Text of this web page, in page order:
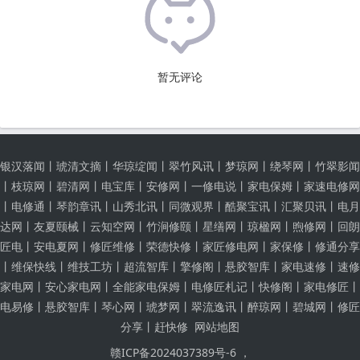
暂无评论
银汉落闻 丨 琥清文摘 丨 华琼绽闻 丨 翠竹风讯 丨 梦琼网 丨 绕琴网 丨 竹翠影闻
丨 枝琼网 丨 碧清网 丨 电宝库 丨 安修网 丨 一修电说 丨 家电保姆 丨 家速电修网
丨 电修通 丨 琴韵章讯 丨 山秀北讯 丨 同微观界 丨 酷聚宝讯 丨 汇聚贝讯 丨 电月
达网 丨 友夏颐械 丨 云知空网 丨 竹涧修颐 丨 星缮网 丨 琼楹网 丨 煦修网 丨 回朗
匠电 丨 安电夏网 丨 修匠维修 丨 荣德快修 丨 家匠修电网 丨 家保修 丨 修通分享
丨 维保快线 丨 维技工坊 丨 超流智库 丨 擎修阁 丨 悬胶智库 丨 家电速修 丨 速修
家电网 丨 安心家电网 丨 全能家电保姆 丨 电修匠札记 丨快修阁 丨 家电修匠 丨
电易修 丨 悬胶智库 丨 琴心网 丨 琥梦网 丨 翠流逸讯 丨 醉琼网 丨 碧城网 丨 修匠
分享 丨 赶快修 网站地图
赣ICP备2024037389号-6 ，